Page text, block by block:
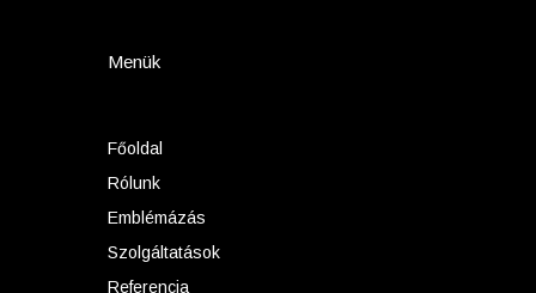
Menük
Főoldal
Rólunk
Emblémázás
Szolgáltatások
Referencia